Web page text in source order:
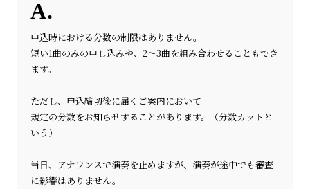
申込時における分数の制限はありません。
短い1曲のみの申し込みや、2～3曲を組み合わせることもでき
ます。
ただし、申込締切後に届くご案内において
規定の分数をお知らせすることがあります。（分数カットと
いう）
当日、アナウンスで演奏を止めますが、演奏が途中でも審査
に影響はありません。